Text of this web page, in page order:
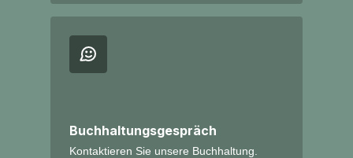
Buchhaltungsgespräch
Kontaktieren Sie unsere Buchhaltung.